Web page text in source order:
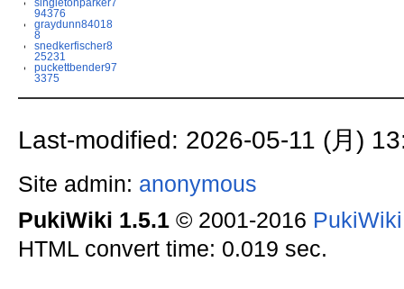
94376
graydunn84018
8
snedkerfischer8
25231
puckettbender97
3375
Last-modified: 2026-05-11 (月)
Site admin: anonymous
PukiWiki 1.5.1© 2001-2016
HTML convert time: 0.019 sec.